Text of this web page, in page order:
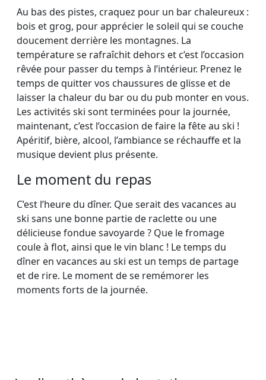
Au bas des pistes, craquez pour un bar chaleureux :
bois et grog, pour apprécier le soleil qui se couche
doucement derrière les montagnes. La
température se rafraîchit dehors et c’est l’occasion
rêvée pour passer du temps à l’intérieur. Prenez le
temps de quitter vos chaussures de glisse et de
laisser la chaleur du bar ou du pub monter en vous.
Les activités ski sont terminées pour la journée,
maintenant, c’est l’occasion de faire la fête au ski !
Apéritif, bière, alcool, l’ambiance se réchauffe et la
musique devient plus présente.
Le moment du repas
C’est l’heure du dîner. Que serait des vacances au
ski sans une bonne partie de raclette ou une
délicieuse fondue savoyarde ? Que le fromage
coule à flot, ainsi que le vin blanc ! Le temps du
dîner en vacances au ski est un temps de partage
et de rire. Le moment de se remémorer les
moments forts de la journée.